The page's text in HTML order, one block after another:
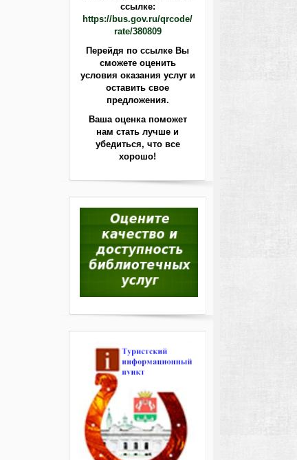
ссылке:
https://bus.gov.ru/qrcode/
rate/380809
Перейдя по ссылке Вы
сможете оценить
условия оказания услуг и
оставить свое
предложения.
Ваша оценка поможет
нам стать лучше и
убедиться, что все
хорошо!